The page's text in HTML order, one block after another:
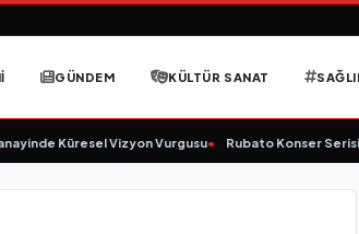
GÜNDEM KÜLTÜR SANAT
Küresel Vizyon Vurgusu• Rubato Konser Serisi